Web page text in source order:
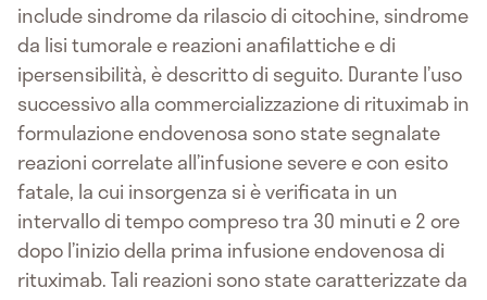
include sindrome da rilascio di citochine, sindrome
da lisi tumorale e reazioni anafilattiche e di
ipersensibilità, è descritto di seguito. Durante l’uso
successivo alla commercializzazione di rituximab in
formulazione endovenosa sono state segnalate
reazioni correlate all’infusione severe e con esito
fatale, la cui insorgenza si è verificata in un
intervallo di tempo compreso tra 30 minuti e 2 ore
dopo l’inizio della prima infusione endovenosa di
rituximab. Tali reazioni sono state caratterizzate da